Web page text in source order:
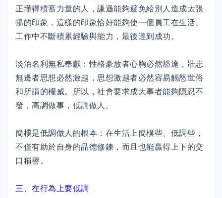
正懂得積蓄力量的人，謙遜能夠避免給別人造成太張
揚的印象，這樣的印象恰好能夠使一個員工在生活、
工作中不斷積累經驗與能力，最後達到成功。
淡泊名利無私奉獻：性格豪放者心胸必然豁達，壯志
無邊者思想必然激越，思想激越者必然容易觸怒世俗
和所謂的權威。所以，社會要求成大事者能夠隱忍不
發，高調做事，低調做人。
簡樸是低調做人的根本：在生活上簡樸些、低調些，
不僅有助於自身的品德修鍊，而且也能贏得上下的交
口稱譽。
三、在行為上要低調